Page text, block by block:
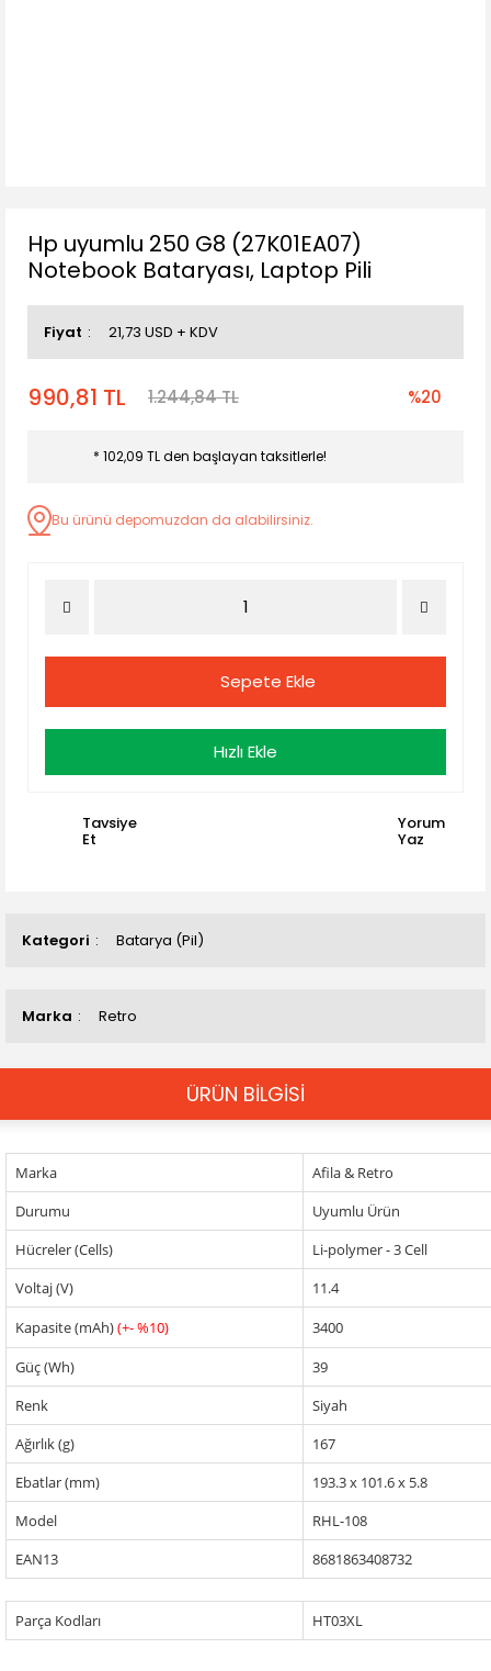
Kategori Batarya (Pil)
Marka Retro
Hp uyumlu 250 G8 (27K01EA07)
Notebook Bataryası, Laptop Pili
Fiyat 21,73 USD + KDV
990,81 TL 1.244,84 TL %20
* 102,09 TL den başlayan taksitlerle!
Bu ürünü depomuzdan da alabilirsiniz.
Sepete Ekle
Hızlı Ekle
Tavsiye
Et
Yorum
Yaz
ÜRÜN BİLGİSİ
Marka
Afila & Retro
Durumu
Uyumlu Ürün
Hücreler (Cells)
Li-polymer - 3 Cell
Voltaj (V)
11.4
Kapasite (mAh)(+- %10)
3400
Güç (Wh)
39
Renk
Siyah
Ağırlık (g)
167
Ebatlar (mm)
193.3 x 101.6 x 5.8
Model
RHL-108
EAN13
8681863408732
Parça Kodları HT03XL